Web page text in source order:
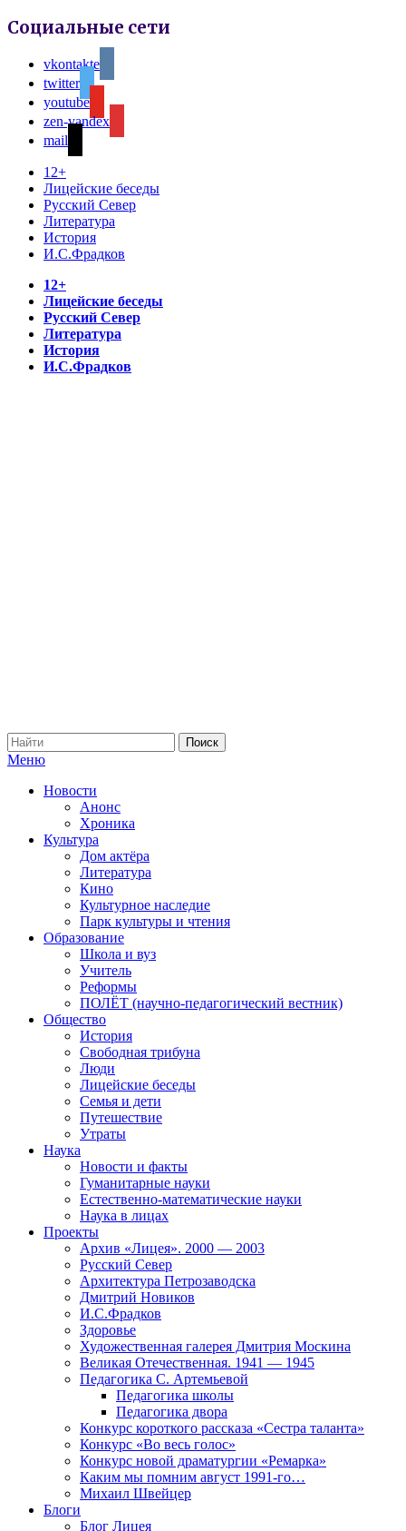
Социальные сети
vkontakte
twitter
youtube
zen-yandex
mail
12+
Лицейские беседы
Русский Север
Литература
История
И.С.Фрадков
12+
Лицейские беседы
Русский Север
Литература
История
И.С.Фрадков
Меню
Новости
Анонс
Хроника
Культура
Дом актёра
Литература
Кино
Культурное наследие
Парк культуры и чтения
Образование
Школа и вуз
Учитель
Реформы
ПОЛЁТ (научно-педагогический вестник)
Общество
История
Свободная трибуна
Люди
Лицейские беседы
Семья и дети
Путешествие
Утраты
Наука
Новости и факты
Гуманитарные науки
Естественно-математические науки
Наука в лицах
Проекты
Архив «Лицея». 2000 — 2003
Русский Север
Архитектура Петрозаводска
Дмитрий Новиков
И.С.Фрадков
Здоровье
Художественная галерея Дмитрия Москина
Великая Отечественная. 1941 — 1945
Педагогика С. Артемьевой
Педагогика школы
Педагогика двора
Конкурс короткого рассказа «Сестра таланта»
Конкурс «Во весь голос»
Конкурс новой драматургии «Ремарка»
Каким мы помним август 1991-го…
Михаил Швейцер
Блоги
Блог Лицея